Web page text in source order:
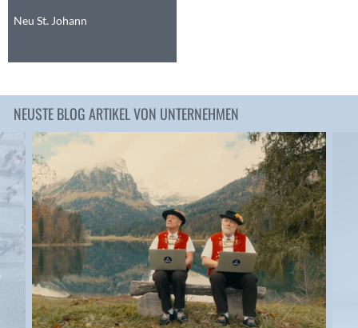
Anwil
Au SG
Balzers
Basel
Bassersdorf
Belp
Bendern
Benken (SG)
Bergdietikon
Berlin
Bern
Neu St. Johann
NEUSTE BLOG ARTIKEL VON UNTERNEHMEN